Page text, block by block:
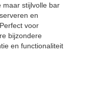
maar stijlvolle bar
en
voor
bijzondere
en functionaliteit